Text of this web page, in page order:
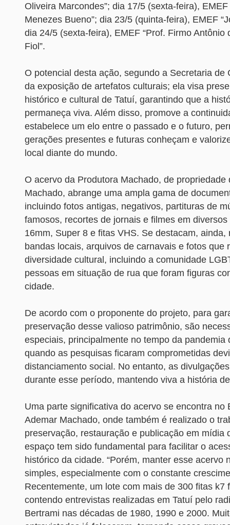
Oliveira Marcondes”; dia 17/5 (sexta-feira), EMEF
Menezes Bueno”; dia 23/5 (quinta-feira), EMEF
dia 24/5 (sexta-feira), EMEF “Prof. Firmo Antônio
Fiol”.
O potencial desta ação, segundo a Secretaria de
da exposição de artefatos culturais; ela visa
histórico e cultural de Tatuí, garantindo que a
permaneça viva. Além disso, promove a
estabelece um elo entre o passado e o futuro,
gerações presentes e futuras conheçam e
local diante do mundo.
O acervo da Produtora Machado, de propriedade
Machado, abrange uma ampla gama de
incluindo fotos antigas, negativos, partituras de
famosos, recortes de jornais e filmes em
16mm, Super 8 e fitas VHS. Se destacam, ainda,
bandas locais, arquivos de carnavais e fotos que
diversidade cultural, incluindo a comunidade
pessoas em situação de rua que foram figuras
cidade.
De acordo com o proponente do projeto, para
preservação desse valioso patrimônio, são
especiais, principalmente no tempo da pandemia
quando as pesquisas ficaram comprometidas
distanciamento social. No entanto, as
durante esse período, mantendo viva a história
Uma parte significativa do acervo se encontra no
Ademar Machado, onde também é realizado o
preservação, restauração e publicação em mídia
espaço tem sido fundamental para facilitar o
histórico da cidade. “Porém, manter esse acervo
simples, especialmente com o constante
Recentemente, um lote com mais de 300 fitas k7
contendo entrevistas realizadas em Tatuí pelo
Bertrami nas décadas de 1980, 1990 e 2000.